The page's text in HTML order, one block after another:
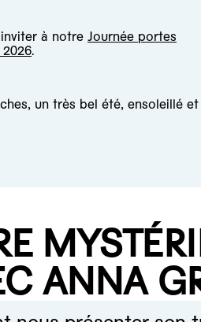
à notre Journée portes
.
un très bel été, ensoleillé et
ANNA